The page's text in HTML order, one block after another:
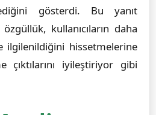
gösterdi. Bu yanıt
kullanıcıların daha
ilgilenildiğini hissetmelerine
çıktılarını iyileştiriyor gibi